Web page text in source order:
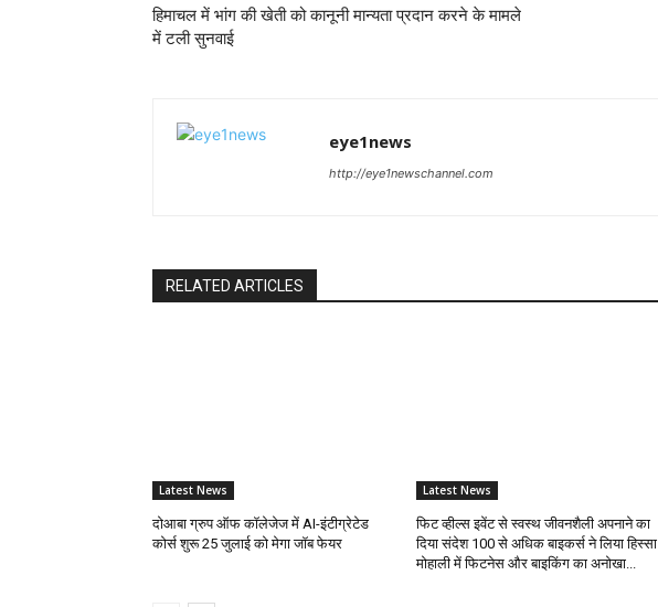
हिमाचल में भांग की खेती को कानूनी मान्यता प्रदान करने के मामले
में टली सुनवाई
eye1news
http://eye1newschannel.com
RELATED ARTICLES
Latest News
दोआबा ग्रुप ऑफ कॉलेजेज में AI-इंटीग्रेटेड
कोर्स शुरू 25 जुलाई को मेगा जॉब फेयर
Latest News
फिट व्हील्स इवेंट से स्वस्थ जीवनशैली अपनाने का
दिया संदेश 100 से अधिक बाइकर्स ने लिया हिस्सा
मोहाली में फिटनेस और बाइकिंग का अनोखा...